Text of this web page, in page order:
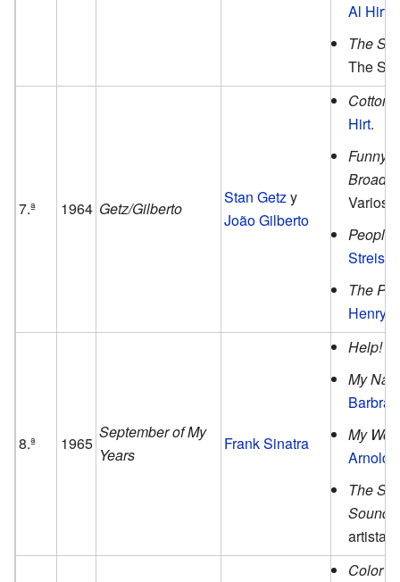
Al Hirt
The
The
7.ª 1964 Getz/Gilberto
Stan Getzy
João Gilberto
Cotton
Hirt.
Funny
Varios
People
The
Henry
8.ª 1965
September of My
Years
Frank Sinatra
Help!
My
Barbra
My
Arnold
The
artistas.
Color